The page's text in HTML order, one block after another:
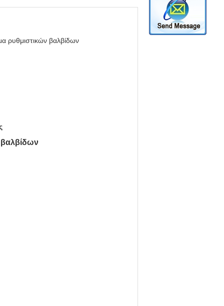
ρυθμιστικών βαλβίδων